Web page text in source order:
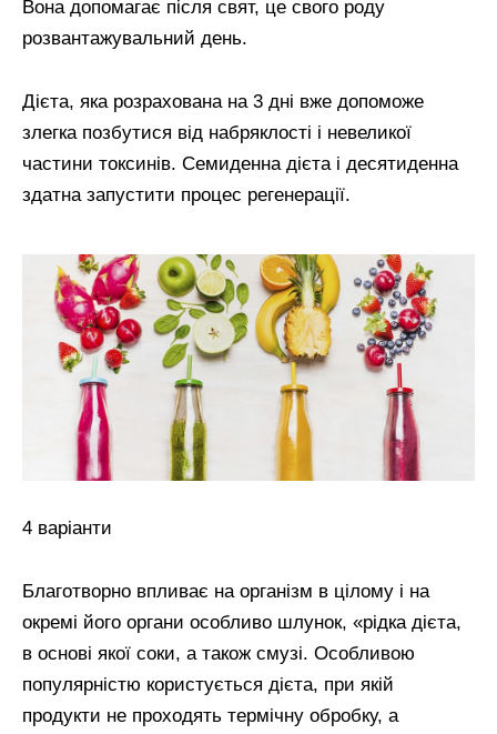
Вона допомагає після свят, це свого роду
розвантажувальний день.
Дієта, яка розрахована на 3 дні вже допоможе
злегка позбутися від набряклості і невеликої
частини токсинів. Семиденна дієта і десятиденна
здатна запустити процес регенерації.
4 варіанти
Благотворно впливає на організм в цілому і на
окремі його органи особливо шлунок, «рідка дієта,
в основі якої соки, а також смузі. Особливою
популярністю користується дієта, при якій
продукти не проходять термічну обробку, а